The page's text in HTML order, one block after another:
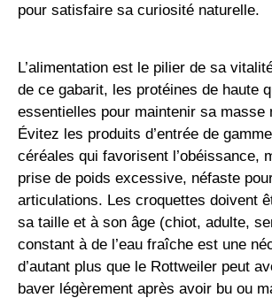
pour satisfaire sa curiosité naturelle.
L’alimentation est le pilier de sa
de ce gabarit, les protéines de haute
essentielles pour maintenir sa masse
Évitez les produits d’entrée de
céréales qui favorisent l’obéissance,
prise de poids excessive, néfaste
articulations. Les croquettes doivent
sa taille et à son âge (chiot, adulte,
constant à de l’eau fraîche est une
d’autant plus que le Rottweiler peut
baver légèrement après avoir bu ou